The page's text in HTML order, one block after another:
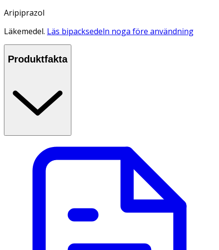
Aripiprazol
Läkemedel. Läs bipacksedeln noga före användning
Produktfakta